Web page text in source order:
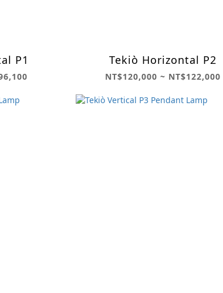
P1 Tekiò Horizontal P2
NT$120,000 ~ NT$122,000